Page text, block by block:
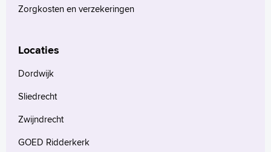
Zorgkosten en verzekeringen
Locaties
Dordwijk
Sliedrecht
Zwijndrecht
GOED Ridderkerk